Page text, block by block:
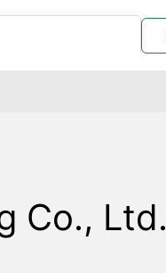
Co., Ltd.